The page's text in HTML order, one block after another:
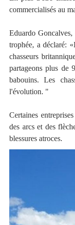
commercialisés au
Eduardo Goncalves,
trophée, a déclaré:
chasseurs
partageons plus de
babouins. Les
l'évolution. "
Certaines
des arcs et des
blessures atroces.